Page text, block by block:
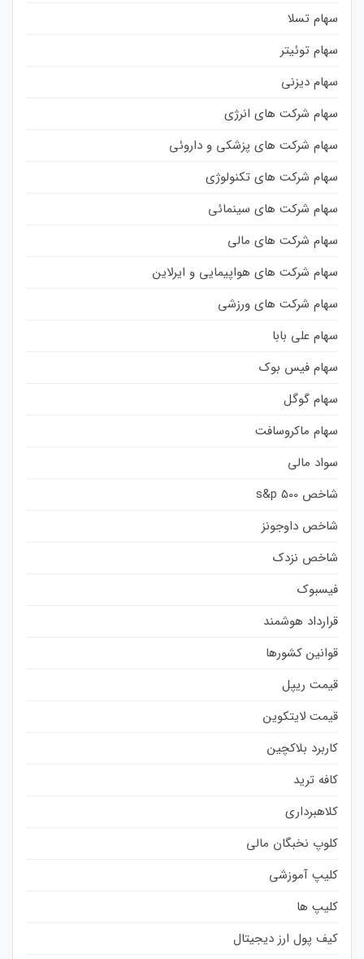
سهام تسلا
سهام توئیتر
سهام دیزنی
سهام شرکت های انرژی
سهام شرکت های پزشکی و داروئی
سهام شرکت های تکنولوژی
سهام شرکت های سینمائی
سهام شرکت های مالی
سهام شرکت های هواپیمایی و ایرلاین
سهام شرکت های ورزشی
سهام علی بابا
سهام فیس بوک
سهام گوگل
سهام ماکروسافت
سواد مالی
شاخص s&p 500
شاخص داوجونز
شاخص نزدک
فیسبوک
قرارداد هوشمند
قوانین کشورها
قیمت ریپل
قیمت لایتکوین
کاربرد بلاکچین
کافه ترید
کلاهبرداری
کلوپ نخبگان مالی
کلیپ آموزشی
کلیپ ها
کیف پول ارز دیجیتال